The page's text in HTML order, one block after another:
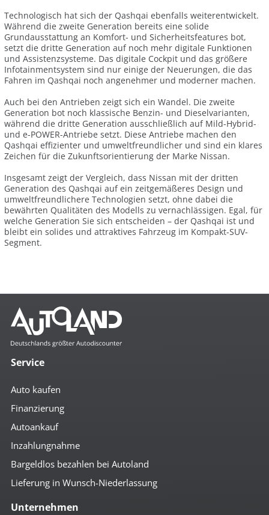
Technologisch hat sich der Qashqai ebenfalls weiterentwickelt.
Während die zweite Generation bereits eine solide
Grundausstattung an Komfort- und Sicherheitsfeatures bot,
setzt die dritte Generation auf noch mehr digitale Funktionen
und Assistenzsysteme. Das digitale Cockpit und das größere
Infotainmentsystem sind nur einige der Neuerungen, die das
Fahren im Qashqai noch angenehmer und moderner machen.
Auch bei den Antrieben zeigt sich ein Wandel. Die zweite
Generation bot noch klassische Benzin- und Dieselvarianten,
während die dritte Generation ausschließlich auf Mild-Hybrid-
und e-POWER-Antriebe setzt. Diese Antriebe machen den
Qashqai effizienter und umweltfreundlicher und sind ein klares
Zeichen für die Zukunftsorientierung der Marke Nissan.
Insgesamt zeigt der Vergleich, dass Nissan mit der dritten
Generation des Qashqai auf ein zeitgemäßeres Design und
umweltfreundlichere Technologien setzt, ohne dabei die
bewährten Qualitäten des Modells zu vernachlässigen. Egal, für
welche Generation Sie sich entscheiden – der Qashqai ist und
bleibt ein solides und attraktives Fahrzeug im Kompakt-SUV-
Segment.
Service
Auto kaufen
Finanzierung
Autoankauf
Inzahlungnahme
Bargeldlos bezahlen bei Autoland
Lieferung in Wunsch-Niederlassung
Unternehmen